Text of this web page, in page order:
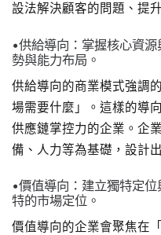
設法解決顧客的問題、提
•供給導向：掌握核心資
勢與能力布局。
供給導向的商業模式強調
場需要什麼」。這樣的導
供應鏈掌控力的企業。企
備、人力等為基礎，設計
•價值導向：建立獨特定
特的市場定位。
價值導向的企業會聚焦在